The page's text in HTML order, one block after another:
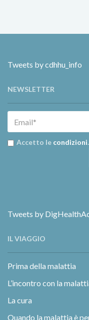
Tweets by cdhhu_info
NEWSLETTER
Accetto le condizioni.
Tweets by
IL VIAGGIO
Prima della malattia
L’incontro con la
La cura
Quando la malattia è